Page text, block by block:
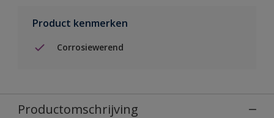
Product kenmerken
Corrosiewerend
Productomschrijving